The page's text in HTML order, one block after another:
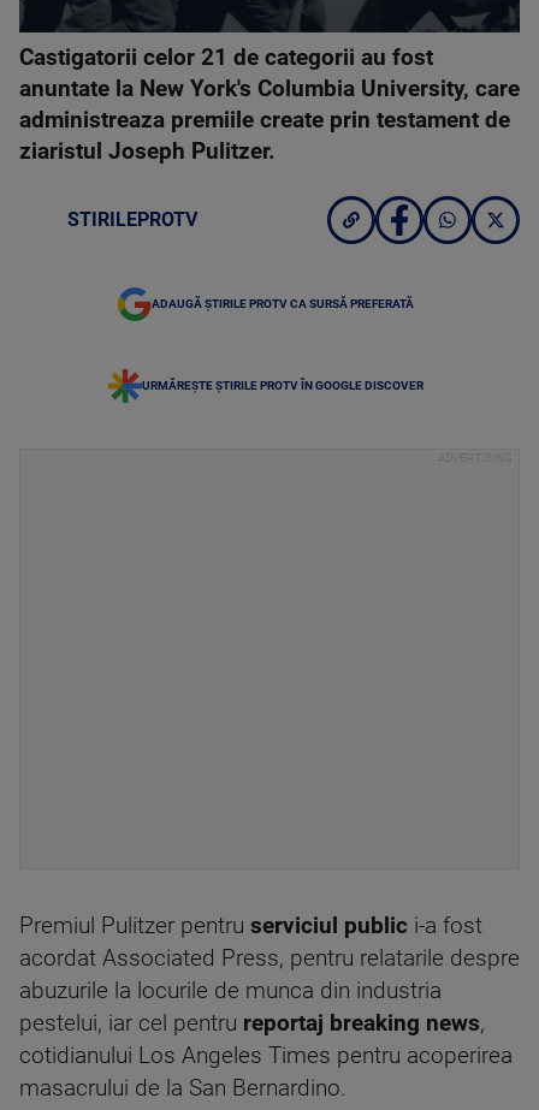
Castigatorii celor 21 de categorii au fost
anuntate la New York's Columbia University, care
administreaza premiile create prin testament de
ziaristul Joseph Pulitzer.
STIRILEPROTV
ADAUGĂ ȘTIRILE PROTV CA SURSĂ PREFERATĂ
URMĂREȘTE ȘTIRILE PROTV ÎN GOOGLE DISCOVER
Premiul Pulitzer pentru serviciul public i-a fost
acordat Associated Press, pentru relatarile despre
abuzurile la locurile de munca din industria
pestelui, iar cel pentru reportaj breaking news,
cotidianului Los Angeles Times pentru acoperirea
masacrului de la San Bernardino.